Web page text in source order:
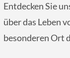
Entdecken Sie
über das Leben
besonderen Ort